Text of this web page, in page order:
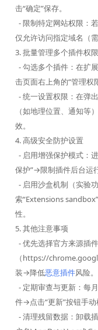
击“确定”保存。
- 限制特定网站权限：
仅允许访问指定域名（
3. 批量管理多个插件权限
- 勾选多个插件：在扩
击页面右上角的“管理权
- 统一设置权限：在弹
（如地理位置、通知
效。
4. 高级安全防护设置
- 启用增强保护模式：
保护”→限制插件后台运
- 启用沙盒机制（实验
索“Extensions
性。
5. 其他注意事项
- 优先选择官方来源插
（https://
装→降低恶意插件风险。
- 定期审查与更新：每
件→点击“更新”按钮手
- 清理残留数据：卸载